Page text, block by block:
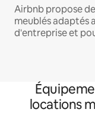
Airbnb propose
meublés adaptés
d'entreprise et
locations